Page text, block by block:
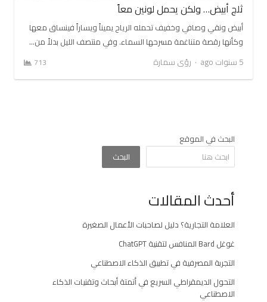
ثلج أبيض… ولكن يحمل لونين معاً
أبيض ونقي وصافي وخفيف تحمله الرياح يميناً ويساراً فينساق معها
وكأنها رقصة متناغمة مسرحها السماء. وفي منتصف الليل بدلاً من…
5 سنوات ago
Author
رؤى سمارة 713
البحث في الموقع
البحث
أحدث المقالات
العلامة التجارية؟ دليل لصاحبات الأعمال الصغيرة
غوغل Bard المنافس لتقنية ChatGPT
التجربة المصرفية في تطبيق الذكاء الاصطناعي
التحول الديمقراطي السريع في أتمتة أبحاث وتقنيات الذكاء
الاصطناعي